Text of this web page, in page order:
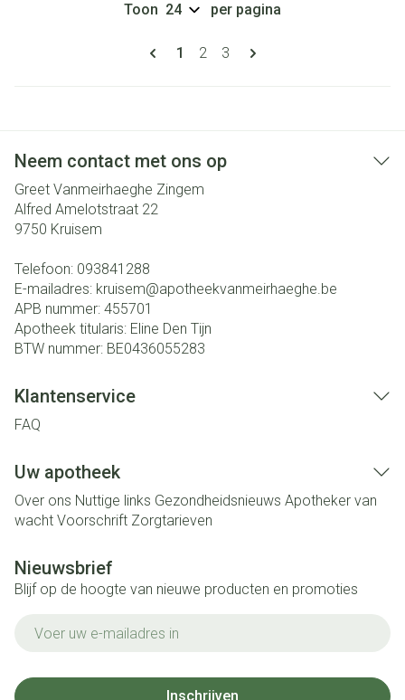
Pagina's
U lees momenteel pagina
1 Pagina
2 Pagina
3
Toon per pagina
Neem contact met ons op
Greet Vanmeirhaeghe Zingem
Alfred Amelotstraat 22
9750 Kruisem
Telefoon: 093841288
E-mailadres: kruisem@apotheekvanmeirhaeghe.be
APB nummer: 455701
Apotheek titularis: Eline Den Tijn
BTW nummer: BE0436055283
Klantenservice
FAQ
Uw apotheek
Over ons Nuttige links Gezondheidsnieuws Apotheker van
wacht Voorschrift Zorgtarieven
Nieuwsbrief
Blijf op de hoogte van nieuwe producten en promoties
Inschrijven